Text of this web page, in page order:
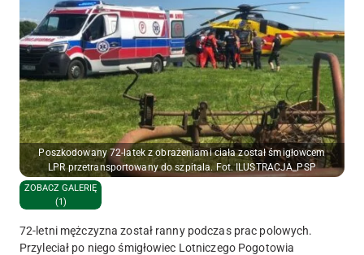
Poszkodowany 72-latek z obrażeniami ciała został śmigłowcem
LPR przetransportowany do szpitala. Fot. ILUSTRACJA_PSP
ZOBACZ GALERIĘ
(1)
72-letni mężczyzna został ranny podczas prac polowych.
Przyleciał po niego śmigłowiec Lotniczego Pogotowia